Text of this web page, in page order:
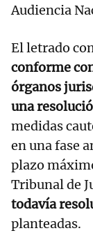
Audiencia
El letrado
conforme
órganos
una
medidas
en una fase
plazo
Tribunal de
todavía
planteadas.